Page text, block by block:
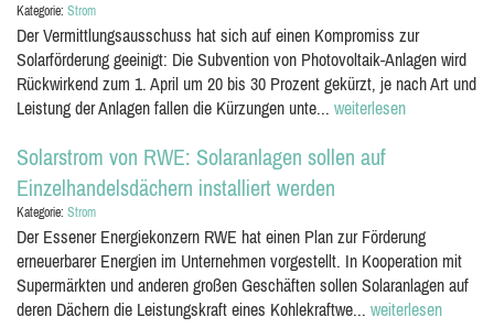
Kategorie: Strom
Der Vermittlungsausschuss hat sich auf einen Kompromiss zur
Solarförderung geeinigt: Die Subvention von Photovoltaik-Anlagen wird
Rückwirkend zum 1. April um 20 bis 30 Prozent gekürzt, je nach Art und
Leistung der Anlagen fallen die Kürzungen unte... weiterlesen
Solarstrom von RWE: Solaranlagen sollen auf
Einzelhandelsdächern installiert werden
Kategorie: Strom
Der Essener Energiekonzern RWE hat einen Plan zur Förderung
erneuerbarer Energien im Unternehmen vorgestellt. In Kooperation mit
Supermärkten und anderen großen Geschäften sollen Solaranlagen auf
deren Dächern die Leistungskraft eines Kohlekraftwe... weiterlesen